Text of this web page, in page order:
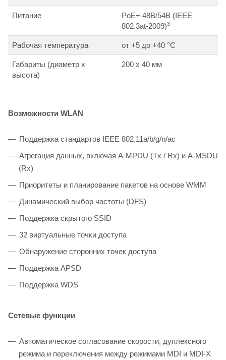
Питание
PoE+ 48В/54В (IEEE
802.3at-2009)3
Рабочая температура от +5 до +40 °С
Габариты (диаметр x
высота)
200 х 40 мм
Возможности WLAN
Поддержка стандартов IEEE 802.11a/b/g/n/ac
Агрегация данных, включая A-MPDU (Tx / Rx) и А-MSDU
(Rx)
Приоритеты и планирование пакетов на основе WMM
Динамический выбор частоты (DFS)
Поддержка скрытого SSID
32 виртуальные точки доступа
Обнаружение сторонних точек доступа
Поддержка APSD
Поддержка WDS
Сетевые функции
Автоматическое согласование скорости, дуплексного
режима и переключения между режимами MDI и MDI-X